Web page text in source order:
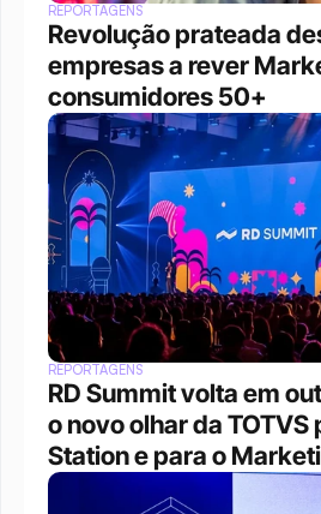
REPORTAGENS
Revolução prateada
empresas a rever
consumidores 50+
REPORTAGENS
RD Summit volta em
o novo olhar da TOTVS
Station e para o